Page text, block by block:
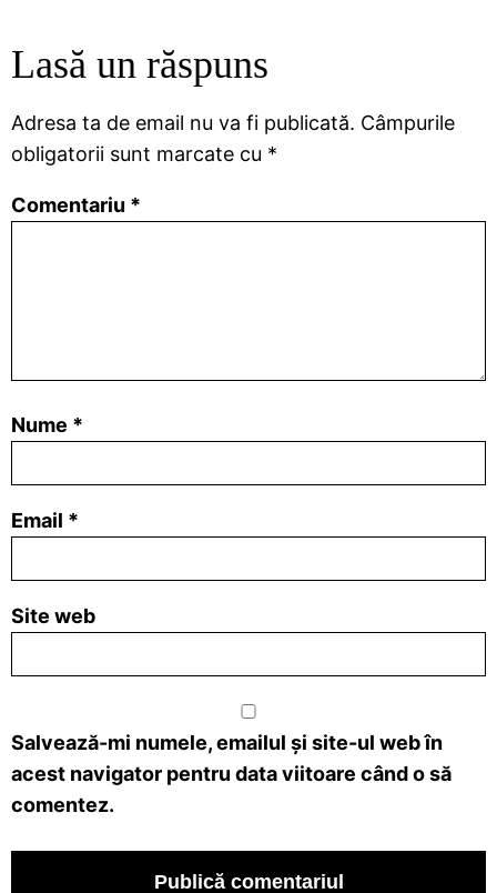
Lasă un răspuns
Adresa ta de email nu va fi publicată. Câmpurile
obligatorii sunt marcate cu *
Comentariu *
Nume *
Email *
Site web
Salvează-mi numele, emailul și site-ul web în
acest navigator pentru data viitoare când o să
comentez.